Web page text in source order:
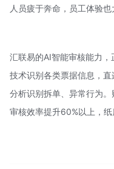
人员疲于奔命，员工体验也
汇联易的AI智能审核能力
技术识别各类票据信息，
分析识别拆单、异常行为
审核效率提升60%以上，